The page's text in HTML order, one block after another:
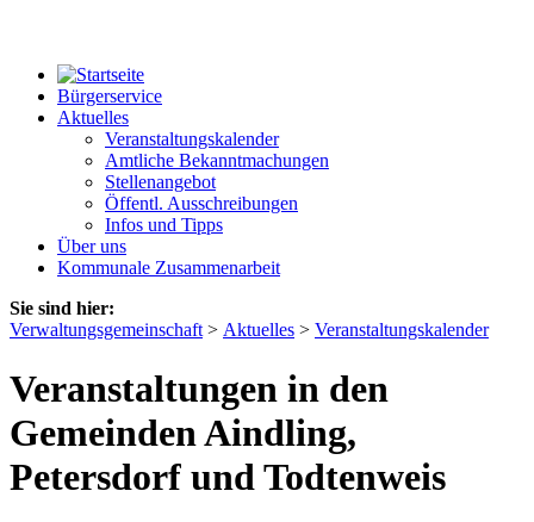
Bürgerservice
Aktuelles
Veranstaltungskalender
Amtliche Bekanntmachungen
Stellenangebot
Öffentl. Ausschreibungen
Infos und Tipps
Über uns
Kommunale Zusammenarbeit
Sie sind hier:
Verwaltungsgemeinschaft > Aktuelles > Veranstaltungskalender
Veranstaltungen in den
Gemeinden Aindling,
Petersdorf und Todtenweis